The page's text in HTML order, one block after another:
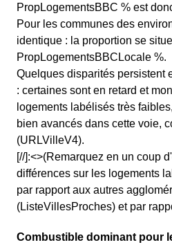
PropLogementsBBC % est
Pour les communes des
identique : la proportion se
PropLogementsBBCLocale %.
Quelques disparités persistent
: certaines sont en retard et
logements labélisés très
bien avancés dans cette voie,
(URLVilleV4).
[//]:<>(Remarquez en un coup
différences sur les logements
par rapport aux autres
(ListeVillesProches) et par
Combustible dominant pour